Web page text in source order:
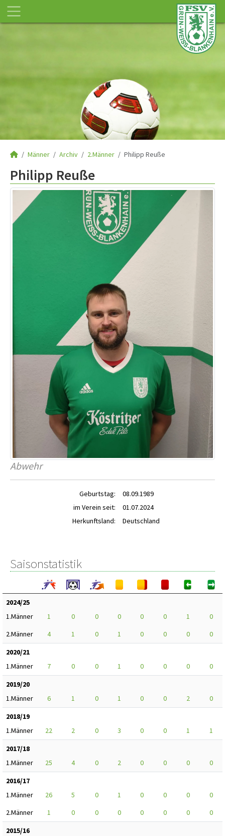
Männer Archiv 2.Männer Philipp Reuße
Philipp Reuße
Abwehr
Geburtstag:
08.09.1989
im Verein seit:
01.07.2024
Herkunftsland:
Deutschland
Saisonstatistik
2024/25
1.Männer
1 0 0 0 0 0 1
0
2.Männer
4 1 0 1 0 0 0
0
2020/21
1.Männer
7 0 0 1 0 0 0
0
2019/20
1.Männer
6 1 0 1 0 0 2
0
2018/19
1.Männer
22 2 0 3 0 0 1
1
2017/18
1.Männer
25 4 0 2 0 0 0
0
2016/17
1.Männer
26 5 0 1 0 0 0
0
2.Männer
1 0 0 0 0 0 0
0
2015/16